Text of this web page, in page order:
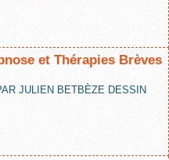
et Thérapies Brèves
JULIEN BETBÈZE DESSIN